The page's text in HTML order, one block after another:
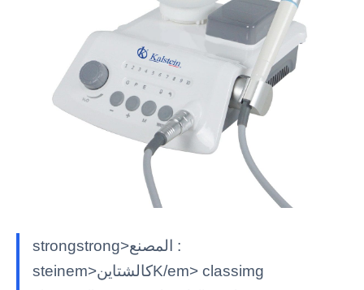
strongstrong>المصنع :
steinem>كالشتاينK/em> classimg